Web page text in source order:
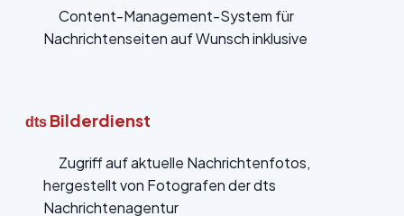
Content-Management-System für
Nachrichtenseiten auf Wunsch inklusive
dts Bilderdienst
Zugriff auf aktuelle Nachrichtenfotos,
hergestellt von Fotografen der dts
Nachrichtenagentur